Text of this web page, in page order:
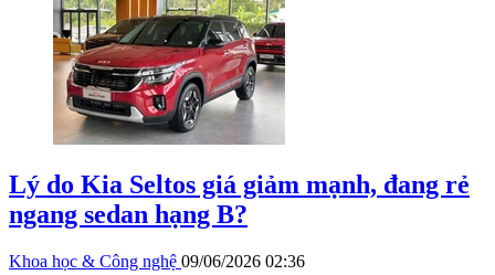
Lý do Kia Seltos giá giảm mạnh, đang rẻ
ngang sedan hạng B?
Khoa học & Công nghệ 09/06/2026 02:36